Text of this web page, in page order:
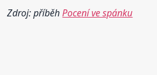
Zdroj: příběhPocení ve spánku